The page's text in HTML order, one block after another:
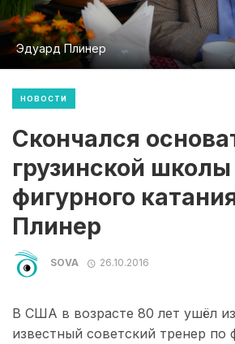
Эдуард Плинер
НОВОСТИ
Скончался
грузинской школы
фигурного
Плинер
SOVA 26.10.2016
В США в возрасте 80 лет ушёл
известный советский тренер по